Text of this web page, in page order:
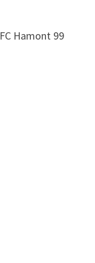
Hamont 99